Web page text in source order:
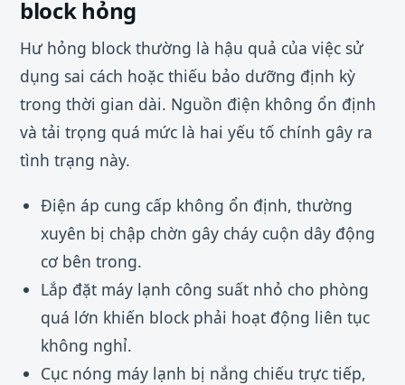
block hỏng
Hư hỏng block thường là hậu quả của việc sử
dụng sai cách hoặc thiếu bảo dưỡng định kỳ
trong thời gian dài. Nguồn điện không ổn định
và tải trọng quá mức là hai yếu tố chính gây ra
tình trạng này.
Điện áp cung cấp không ổn định, thường
xuyên bị chập chờn gây cháy cuộn dây động
cơ bên trong.
Lắp đặt máy lạnh công suất nhỏ cho phòng
quá lớn khiến block phải hoạt động liên tục
không nghỉ.
Cục nóng máy lạnh bị nắng chiếu trực tiếp,